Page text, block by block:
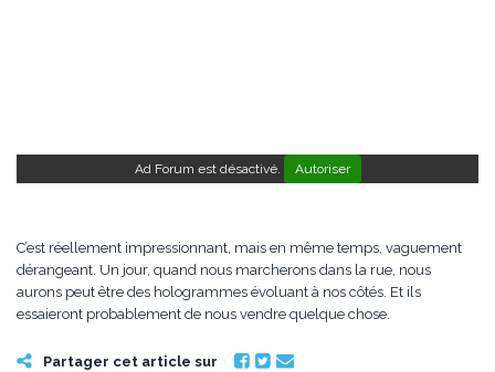
Ad Forum est désactivé. Autoriser
C’est réellement impressionnant, mais en même temps, vaguement
dérangeant. Un jour, quand nous marcherons dans la rue, nous
aurons peut être des hologrammes évoluant à nos côtés. Et ils
essaieront probablement de nous vendre quelque chose.
Partager cet article sur